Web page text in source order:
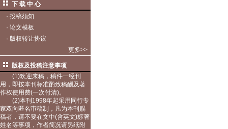
下 载 中 心
· 投稿须知
· 论文模板
· 版权转让协议
更多>>
版权及投稿注意事项
(1)欢迎来稿，稿件一经刊
用，即按本刊标准酌致稿酬及著
作权使用费(一次付清)。
(2)本刊1998年起采用同行专
家双向匿名审稿制，凡为本刊赐
稿者，请不要在文中(含英文)标著
姓名等事项，作者简况请另纸附